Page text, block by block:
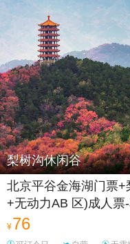
梨树沟休闲谷
北京平谷金海湖门票
+无动力AB 区)成人票
¥76
